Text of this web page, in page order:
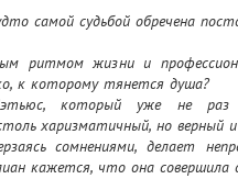
самой судьбой обречена
ритмом жизни и
к которому тянется душа?
который уже не раз
харизматичный, но верный
сомнениями, делает
кажется, что она совершила